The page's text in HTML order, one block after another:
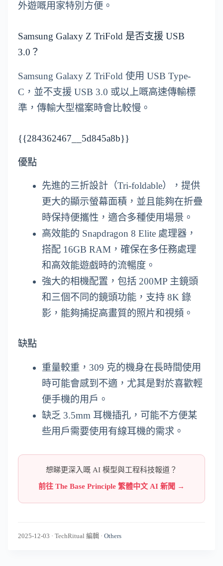
外遊嘅用家特別方便。
Samsung Galaxy Z TriFold 是否支援 USB
3.0？
Samsung Galaxy Z TriFold 使用 USB Type-
C，並不支援 USB 3.0 或以上嘅高速傳輸標
準，傳輸大型檔案時會比較慢。
{{284362467__5d845a8b}}
優點
先進的三折設計（Tri-foldable），提供
更大的顯示螢幕面積，並且能夠在折疊
時保持便攜性，適合多種使用場景。
高效能的 Snapdragon 8 Elite 處理器，
搭配 16GB RAM，確保在多任務處理
和高效能遊戲時的流暢度。
強大的相機配置，包括 200MP 主鏡頭
和三個不同的鏡頭功能，支持 8K 錄
影，能夠捕捉高畫質的照片和視頻。
缺點
重量較重，309 克的機身在長時間使用
時可能會感到不適，尤其是對於喜歡輕
便手機的用戶。
缺乏 3.5mm 耳機插孔，可能不方便某
些用戶需要使用有線耳機的需求。
想睇更深入嘅 AI 模型與工程科技報道？
前往 The Base Principle 繁體中文 AI 新聞 →
2025-12-03 · TechRitual 編輯 · Others